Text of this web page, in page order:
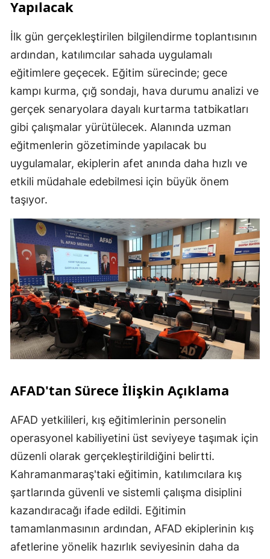
Yapılacak
İlk gün gerçekleştirilen bilgilendirme toplantısının
ardından, katılımcılar sahada uygulamalı
eğitimlere geçecek. Eğitim sürecinde; gece
kampı kurma, çığ sondajı, hava durumu analizi ve
gerçek senaryolara dayalı kurtarma tatbikatları
gibi çalışmalar yürütülecek. Alanında uzman
eğitmenlerin gözetiminde yapılacak bu
uygulamalar, ekiplerin afet anında daha hızlı ve
etkili müdahale edebilmesi için büyük önem
taşıyor.
AFAD'tan Sürece İlişkin Açıklama
AFAD yetkilileri, kış eğitimlerinin personelin
operasyonel kabiliyetini üst seviyeye taşımak için
düzenli olarak gerçekleştirildiğini belirtti.
Kahramanmaraş'taki eğitimin, katılımcılara kış
şartlarında güvenli ve sistemli çalışma disiplini
kazandıracağı ifade edildi. Eğitimin
tamamlanmasının ardından, AFAD ekiplerinin kış
afetlerine yönelik hazırlık seviyesinin daha da